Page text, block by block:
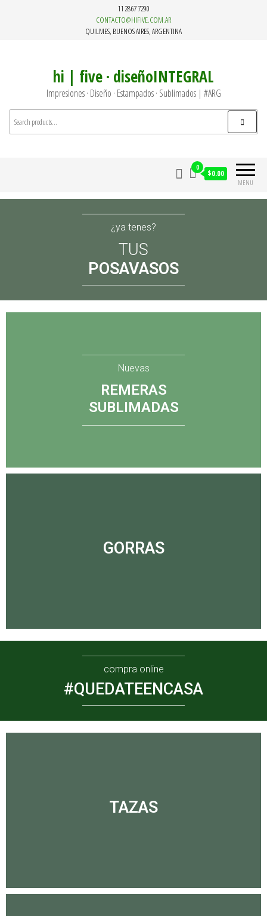
11 2867 7290
CONTACTO@HIFIVE.COM.AR
QUILMES, BUENOS AIRES, ARGENTINA
hi | five · diseñoINTEGRAL
Impresiones · Diseño · Estampados · Sublimados | #ARG
MENU
0
$0.00
¿ya tenes?
TUS
POSAVASOS
Nuevas
REMERAS
SUBLIMADAS
GORRAS
compra online
#QUEDATEENCASA
TAZAS